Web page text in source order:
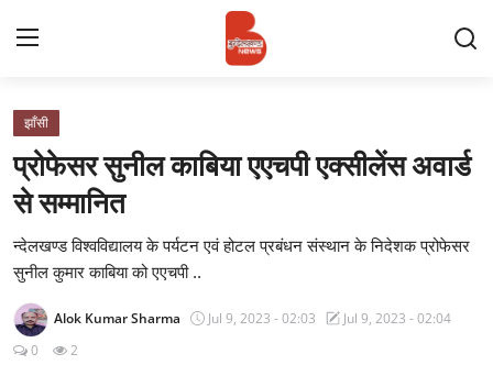
Contact
प्रमुख ख़बर
राज्य
झाँसी
प्रोफेसर सुनील काबिया एएचपी एक्सीलेंस अवार्ड
से सम्मानित
न्देलखण्ड विश्वविद्यालय के पर्यटन एवं होटल प्रबंधन संस्थान के निदेशक प्रोफेसर
सुनील कुमार काबिया को एएचपी ..
Alok Kumar Sharma Jul 9, 2023 - 02:03
Jul 9, 2023 - 02:04
0
2